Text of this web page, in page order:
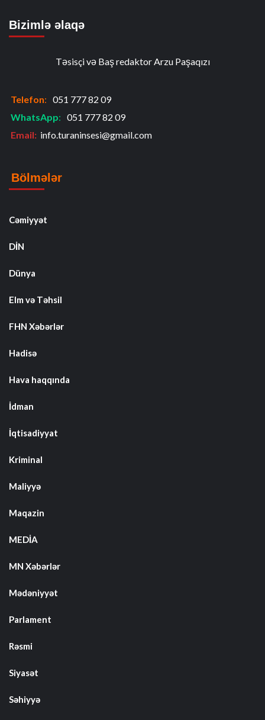
Bizimlə əlaqə
Təsisçi və Baş redaktor Arzu Paşaqızı
Telefon: 051 777 82 09
WhatsApp: 051 777 82 09
Email: info.turaninsesi@gmail.com
Bölmələr
Cəmiyyət
DİN
Dünya
Elm və Təhsil
FHN Xəbərlər
Hadisə
Hava haqqında
İdman
İqtisadiyyat
Kriminal
Maliyyə
Maqazin
MEDİA
MN Xəbərlər
Mədəniyyət
Parlament
Rəsmi
Siyasət
Səhiyyə